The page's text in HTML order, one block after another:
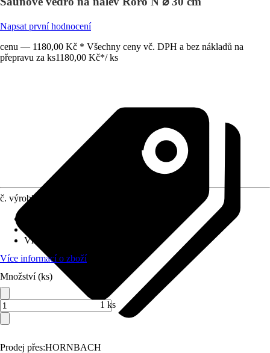
Napsat první hodnocení
cenu — 1180,00 Kč * Všechny ceny vč. DPH a bez nákladů na
přepravu za ks1180,00 Kč*/ ks
Prodej přes:HORNBACH
č. výrobku
Vhodné pro
Více informací o zboží
Množství (ks)
1 ks